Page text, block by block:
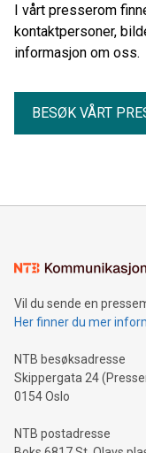
I vårt presserom
kontaktpersoner,
informasjon om oss.
BESØK VÅRT
Vil du sende en
Her finner du mer
NTB besøksadresse
Skippergata 24
0154 Oslo
NTB postadresse